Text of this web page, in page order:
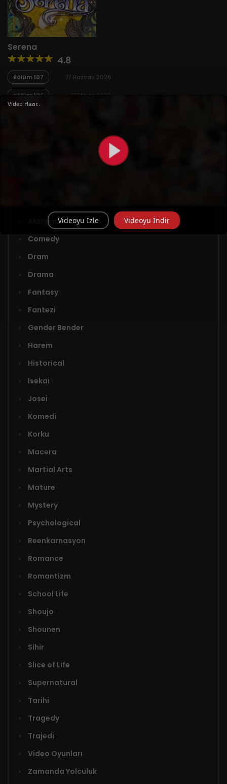
Serena
4.8
Bölüm 107 17 Haziran 2026
Bölüm 106 17 Mayıs 2026
Aksiyon
Comedy
Dram
Drama
Fantasy
Fantezi
Gender Bender
Harem
Historical
Isekai
Josei
Komedi
Korku
Macera
Martial Arts
Mature
Mystery
Psychological
Reenkarnasyon
Romance
Romantizm
School Life
Shoujo
Shounen
Sihir
Slice of Life
Supernatural
Tarihi
Tragedy
Trajedi
Video Oyunları
Zamanda Yolculuk
Video Hazır..
Videoyu İzle Videoyu İndir